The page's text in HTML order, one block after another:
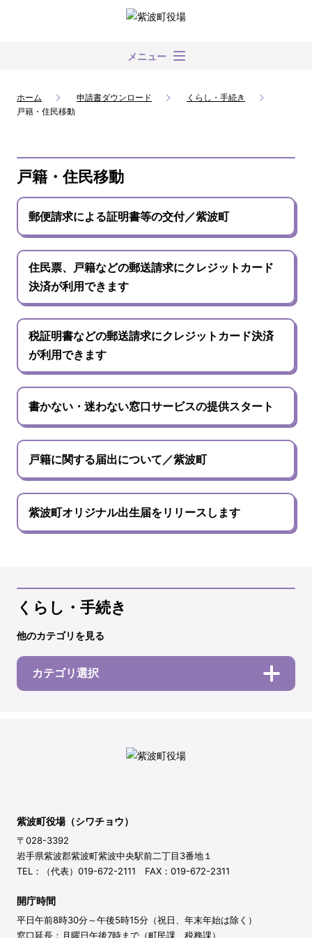
メニュー
ホーム 申請書ダウンロード
くらし・手続き
戸籍・住民移動
戸籍・住民移動
郵便請求による証明書等の交付／紫波町
住民票、戸籍などの郵送請求にクレジットカード
決済が利用できます
税証明書などの郵送請求にクレジットカード決済
が利用できます
書かない・迷わない窓口サービスの提供スタート
戸籍に関する届出について／紫波町
紫波町オリジナル出生届をリリースします
くらし・手続き
他のカテゴリを見る
カテゴリ選択
紫波町役場（シワチョウ）
〒028-3392
岩手県紫波郡紫波町紫波中央駅前二丁目3番地１
TEL：（代表）019-672-2111 FAX：019-672-2311
開庁時間
平日午前8時30分～午後5時15分（祝日、年末年始は除く）
窓口延長：月曜日午後7時まで（町民課、税務課）